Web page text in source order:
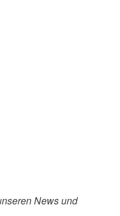
News und